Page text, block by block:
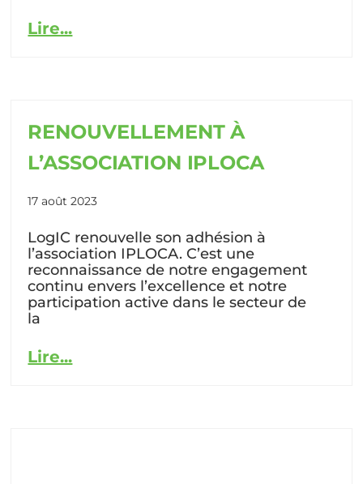
Lire...
RENOUVELLEMENT À
L’ASSOCIATION IPLOCA
17 août 2023
LogIC renouvelle son adhésion à
l’association IPLOCA. C’est une
reconnaissance de notre engagement
continu envers l’excellence et notre
participation active dans le secteur de
la
Lire...